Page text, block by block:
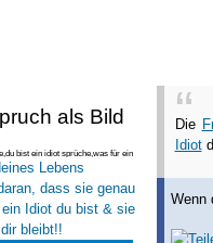
als Bild
bist ein idiot sprüche,was für ein
bei dir ble
Die
Idiot
Wenn